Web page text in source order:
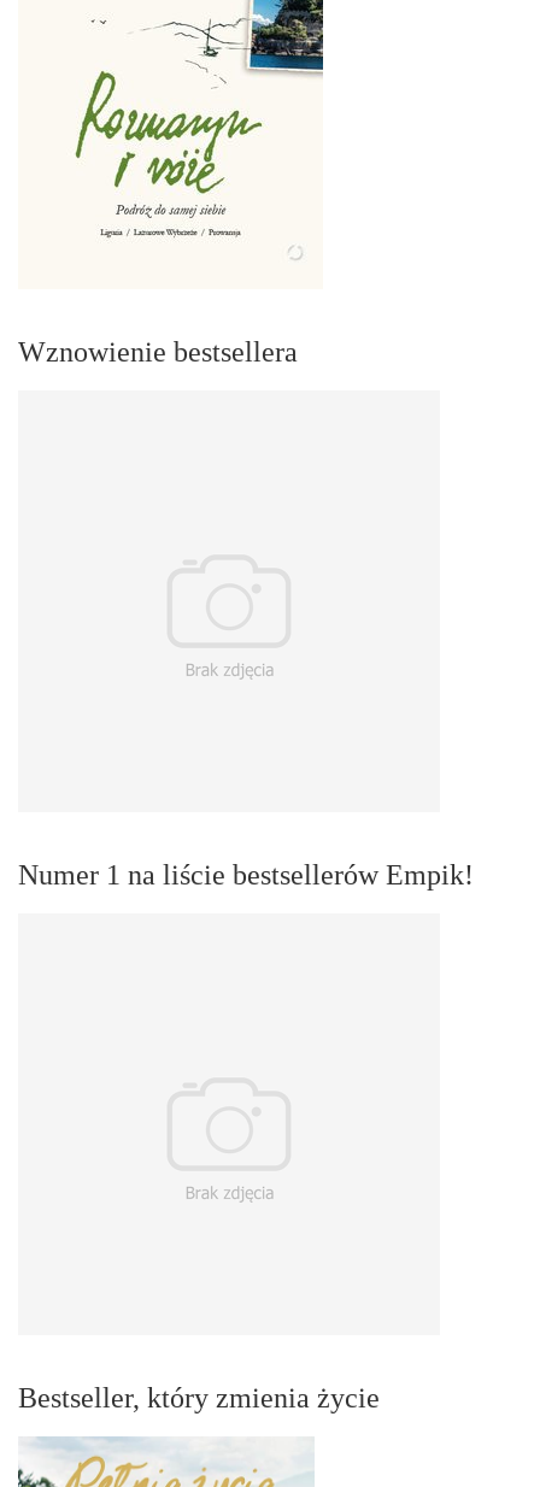
Wznowienie bestsellera
Numer 1 na liście bestsellerów Empik!
Bestseller, który zmienia życie